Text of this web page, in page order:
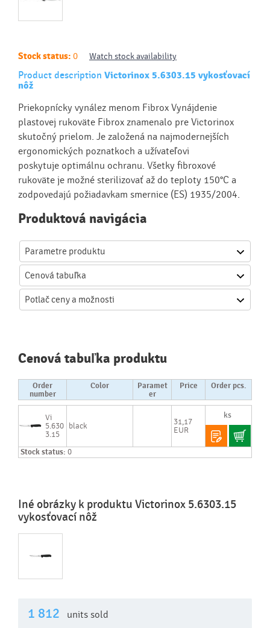
Stock status: 0 Watch stock availability
Product description Victorinox 5.6303.15 vykosťovací
nôž
Priekopnícky vynález menom Fibrox Vynájdenie
plastovej rukoväte Fibrox znamenalo pre Victorinox
skutočný prielom. Je založená na najmodernejších
ergonomických poznatkoch a užívateľovi
poskytuje optimálnu ochranu. Všetky fibroxové
rukoväte je možné sterilizovať až do teploty 150°C a
zodpovedajú požiadavkam smernice (ES) 1935/2004.
Produktová navigácia
Parametre produktu
Cenová tabuľka
Potlačceny a možnosti
Cenová tabuľka produktu
Order
number
Color
Paramet
er
Price Order pcs.
Vi
5.630
3.15
black
31,17
EUR
Stock status: 0
Iné obrázky k produktu Victorinox 5.6303.15
vykosťovací nôž
1 812 units sold